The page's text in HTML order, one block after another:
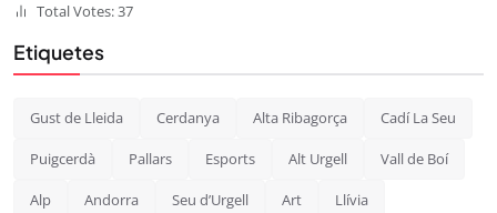
Total Votes: 37
Etiquetes
Gust de Lleida Cerdanya Alta Ribagorça Cadí La Seu
Puigcerdà Pallars Esports Alt Urgell Vall de Boí
Alp Andorra Seu d’Urgell Art Llívia